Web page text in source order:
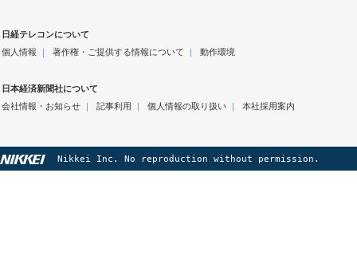
日経テレコンについて
個人情報 ｜ 著作権・ご提供する情報について ｜ 動作環境
日本経済新聞社について
会社情報・お知らせ｜ 記事利用 ｜ 個人情報の取り扱い｜ 本社採用案内
Nikkei Inc. No reproduction without permission.